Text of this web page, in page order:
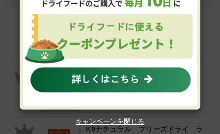
フードの高評価商品ランキング
Review Ranking
ビオリオーブ えらべるピュア 5
個セット（旧ヘルマン）
K9ナチュラル フリーズドライ ラ
キャンペーンを閉じる